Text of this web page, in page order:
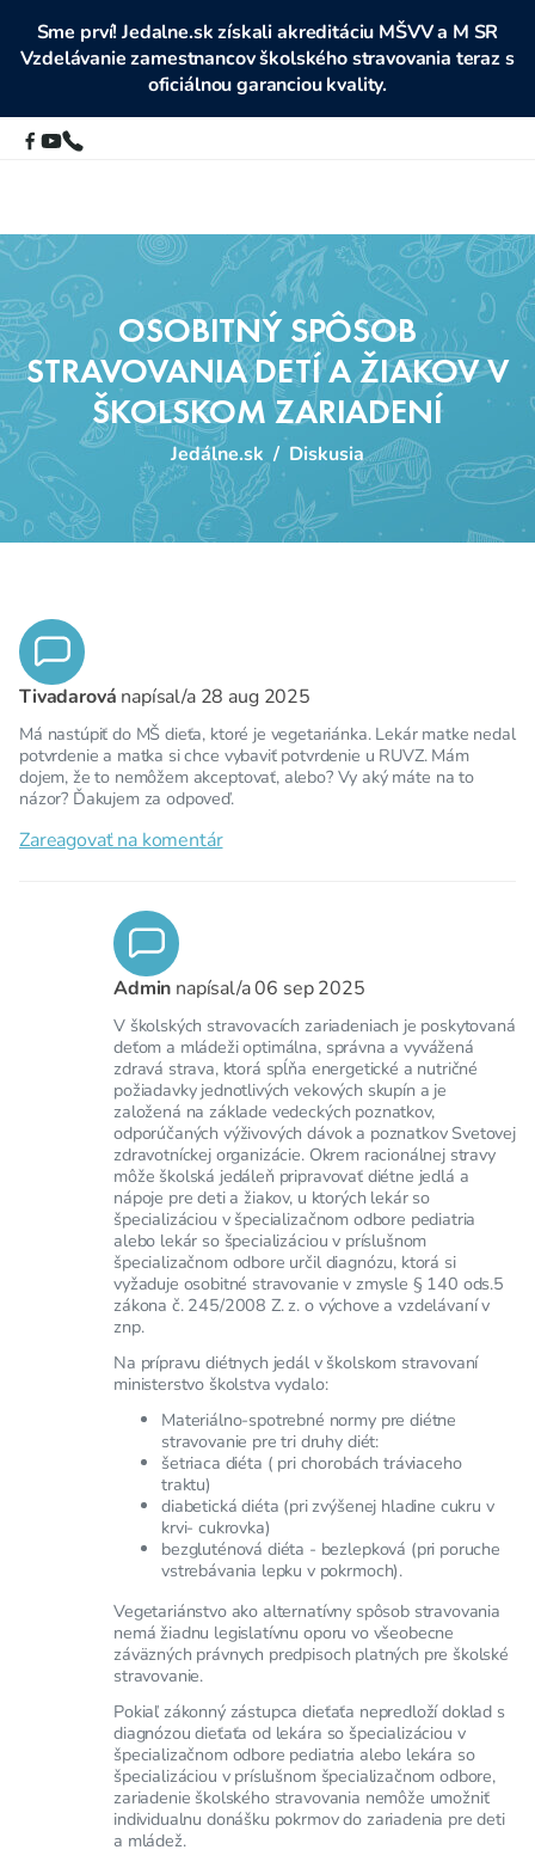
Sme prví! Jedalne.sk získali akreditáciu MŠVV a M SR
Vzdelávanie zamestnancov školského stravovania teraz s
oficiálnou garanciou kvality.
OSOBITNÝ SPÔSOB
STRAVOVANIA DETÍ A ŽIAKOV V
ŠKOLSKOM ZARIADENÍ
Jedálne.sk / Diskusia
Tivadarová napísal/a 28 aug 2025
Má nastúpiť do MŠ dieťa, ktoré je vegetariánka. Lekár matke nedal
potvrdenie a matka si chce vybaviť potvrdenie u RUVZ. Mám
dojem, že to nemôžem akceptovať, alebo? Vy aký máte na to
názor? Ďakujem za odpoveď.
Zareagovať na komentár
Admin napísal/a06 sep 2025
V školských stravovacích zariadeniach je poskytovaná
deťom a mládeži optimálna, správna a vyvážená
zdravá strava, ktorá spĺňa energetické a nutričné
požiadavky jednotlivých vekových skupín a je
založená na základe vedeckých poznatkov,
odporúčaných výživových dávok a poznatkov Svetovej
zdravotníckej organizácie. Okrem racionálnej stravy
môže školská jedáleň pripravovať diétne jedlá a
nápoje pre deti a žiakov, u ktorých lekár so
špecializáciou v špecializačnom odbore pediatria
alebo lekár so špecializáciou v príslušnom
špecializačnom odbore určil diagnózu, ktorá si
vyžaduje osobitné stravovanie v zmysle § 140 ods.5
zákona č. 245/2008 Z. z. o výchove a vzdelávaní v
znp.
Na prípravu diétnych jedál v školskom stravovaní
ministerstvo školstva vydalo:
Materiálno-spotrebné normy pre diétne
stravovanie pre tri druhy diét:
šetriaca diéta ( pri chorobách tráviaceho
traktu)
diabetická diéta (pri zvýšenej hladine cukru v
krvi- cukrovka)
bezgluténová diéta - bezlepková (pri poruche
vstrebávania lepku v pokrmoch).
Vegetariánstvo ako alternatívny spôsob stravovania
nemá žiadnu legislatívnu oporu vo všeobecne
záväzných právnych predpisoch platných pre školské
stravovanie.
Pokiaľ zákonný zástupca dieťaťa nepredloží doklad s
diagnózou dieťaťa od lekára so špecializáciou v
špecializačnom odbore pediatria alebo lekára so
špecializáciou v príslušnom špecializačnom odbore,
zariadenie školského stravovania nemôže umožniť
individualnu donášku pokrmov do zariadenia pre deti
a mládež.